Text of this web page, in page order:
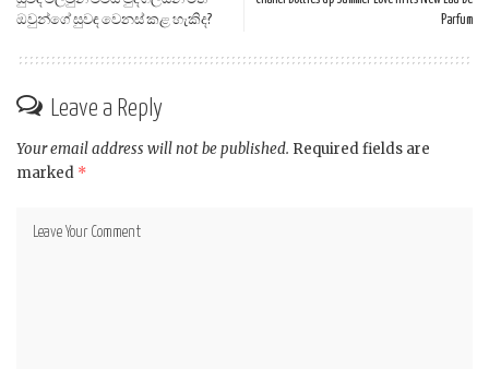
ඔවුන්ගේ සුවඳ වෙනස් කළ හැකිද?
Parfum
Leave a Reply
Your email address will not be published. Required fields are
marked *